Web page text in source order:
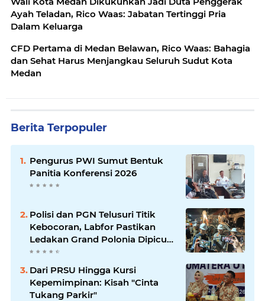
Ayah Teladan, Rico Waas: Jabatan Tertinggi Pria
Dalam Keluarga
CFD Pertama di Medan Belawan, Rico Waas: Bahagia
dan Sehat Harus Menjangkau Seluruh Sudut Kota
Medan
Berita Terpopuler
Pengurus PWI Sumut Bentuk
Panitia Konferensi 2026
Polisi dan PGN Telusuri Titik
Kebocoran, Labfor Pastikan
Ledakan Grand Polonia Dipicu
Akumulasi Gas
Dari PRSU Hingga Kursi
Kepemimpinan: Kisah "Cinta
Tukang Parkir"